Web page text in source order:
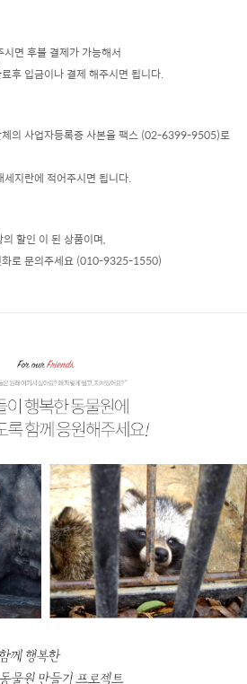
면 후불 결제가 가능해서
후 입금이나 결제 해주시면 됩니다.
체의 사업자등록증 사본을 팩스 (02-6399-9505)로
지란에 적어주시면 됩니다.
할인 이 된 상품이며,
화로 문의주세요 (010-9325-1550)